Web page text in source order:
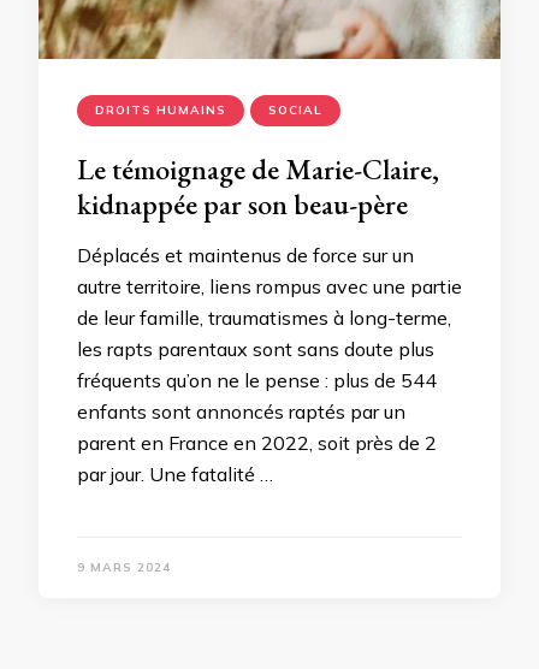
DROITS HUMAINS SOCIAL
Le témoignage de Marie-Claire,
kidnappée par son beau-père
Déplacés et maintenus de force sur un
autre territoire, liens rompus avec une partie
de leur famille, traumatismes à long-terme,
les rapts parentaux sont sans doute plus
fréquents qu’on ne le pense : plus de 544
enfants sont annoncés raptés par un
parent en France en 2022, soit près de 2
par jour. Une fatalité …
9 MARS 2024